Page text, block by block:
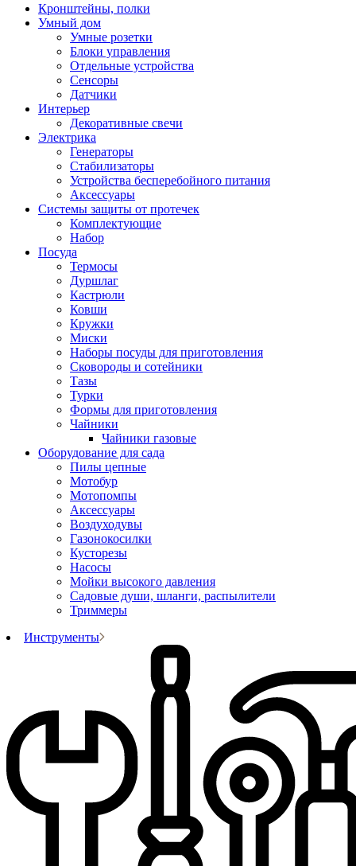
Кронштейны, полки
Умный дом
Умные розетки
Блоки управления
Отдельные устройства
Сенсоры
Датчики
Интерьер
Декоративные свечи
Электрика
Генераторы
Стабилизаторы
Устройства бесперебойного питания
Аксессуары
Системы защиты от протечек
Комплектующие
Набор
Посуда
Термосы
Дуршлаг
Кастрюли
Ковши
Кружки
Миски
Наборы посуды для приготовления
Сковороды и сотейники
Тазы
Турки
Формы для приготовления
Чайники
Чайники газовые
Оборудование для сада
Пилы цепные
Мотобур
Мотопомпы
Аксессуары
Воздуходувы
Газонокосилки
Кусторезы
Насосы
Мойки высокого давления
Садовые души, шланги, распылители
Триммеры
Инструменты